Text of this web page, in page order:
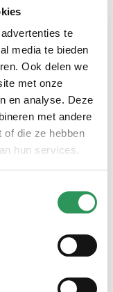
te
media te bieden
Ook delen we
met onze
en analyse. Deze
met andere
of die ze hebben
hun services.
levensboom)
boomkwekerijen.
gerooid, zodat
bestelling van €
wordengeen
een van de andere
het zijn dat
in Nederland en